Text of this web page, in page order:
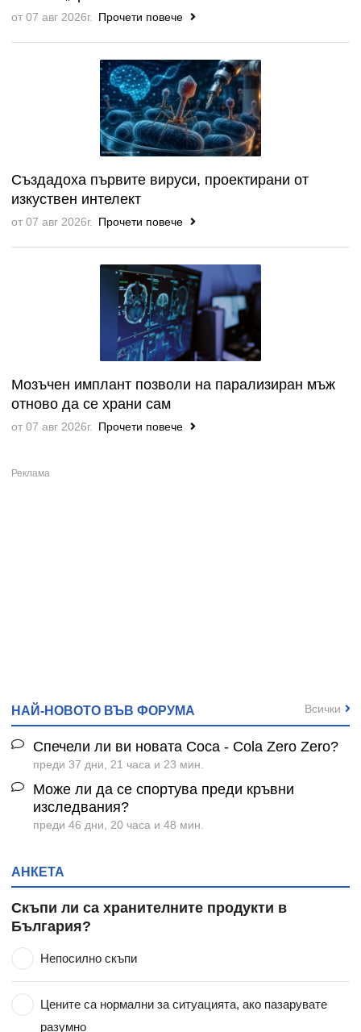
от 07 авг 2026г. Прочети повече
Създадоха първите вируси, проектирани от
изкуствен интелект
от 07 авг 2026г. Прочети повече
Мозъчен имплант позволи на парализиран мъж
отново да се храни сам
от 07 авг 2026г. Прочети повече
НАЙ-НОВОТО ВЪВ ФОРУМА
Спечели ли ви новата Coca - Cola Zero Zero?
преди 37 дни, 21 часа и 23 мин.
Може ли да се спортува преди кръвни
изследвания?
преди 46 дни, 20 часа и 48 мин.
Всички
АНКЕТА
Скъпи ли са хранителните продукти в
България?
Непосилно скъпи
Цените са нормални за ситуацията, ако пазарувате
разумно